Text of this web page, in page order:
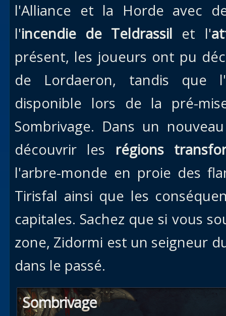
le vol
Uldum
Val
l'Alliance et la Horde avec
l'incendie de Teldrassil et l'
présent, les joueurs ont pu
de Lordaeron, tandis que
disponible lors de la pré-
Sombrivage. Dans un
découvrir les régions
l'arbre-monde en proie des
Tirisfal ainsi que les
capitales. Sachez que si vous
zone, Zidormi est un seigneur
dans le passé.
Sombrivage